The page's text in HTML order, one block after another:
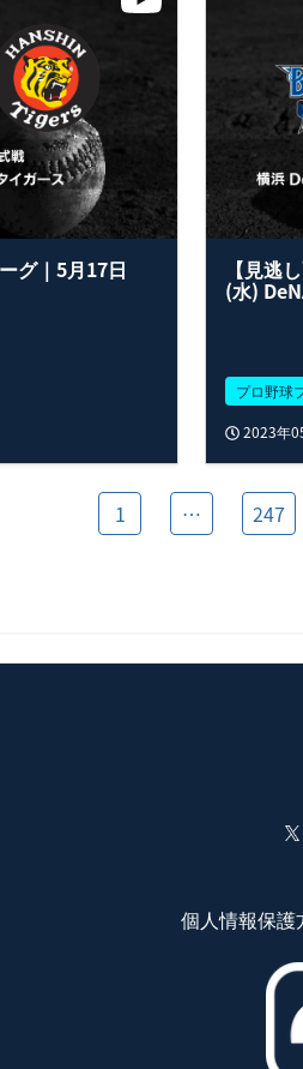
グ｜5月17日 【見逃
(水)
プロ野球
2023年
1 … 247
個人情報保護